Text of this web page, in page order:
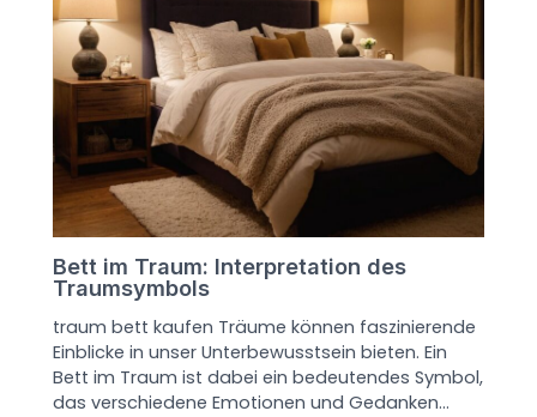
Bett im Traum: Interpretation des
Traumsymbols
traum bett kaufen Träume können faszinierende
Einblicke in unser Unterbewusstsein bieten. Ein
Bett im Traum ist dabei ein bedeutendes Symbol,
das verschiedene Emotionen und Gedanken…